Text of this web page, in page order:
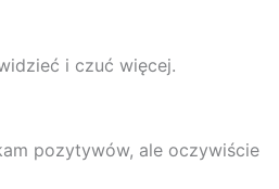
i czuć więcej.
pozytywów, ale oczywiście